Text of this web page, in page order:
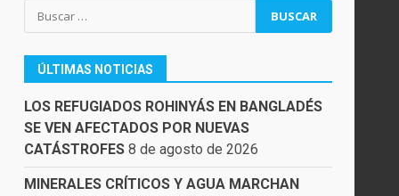
Buscar:
ÚLTIMAS NOTICIAS
LOS REFUGIADOS ROHINYÁS EN BANGLADÉS
SE VEN AFECTADOS POR NUEVAS
CATÁSTROFES 8 de agosto de 2026
MINERALES CRÍTICOS Y AGUA MARCHAN